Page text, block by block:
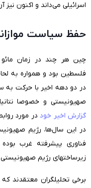
اسرائیلی می‌داند و اکنون نیز
حفظ سیاست
چین هر چند در زمان
فلسطین بود و همواره به
در دو دهه اخیر با حرکت به
صهیونیستی و خصوصا
گزارش اخیر خود در مورد
در این سال‌ها، رژیم
فناوری پیشرفته غرب
زیرساختهای رژیم
برخی تحلیلگران معتقدند